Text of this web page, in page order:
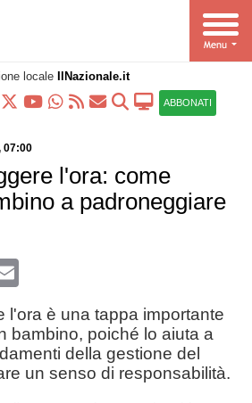
locale IlNazionale.it
ABBONATI
07:00
l'ora: come
a padroneggiare
Email
l'ora è una tappa importante
bambino, poiché lo aiuta a
della gestione del
un senso di responsabilità.